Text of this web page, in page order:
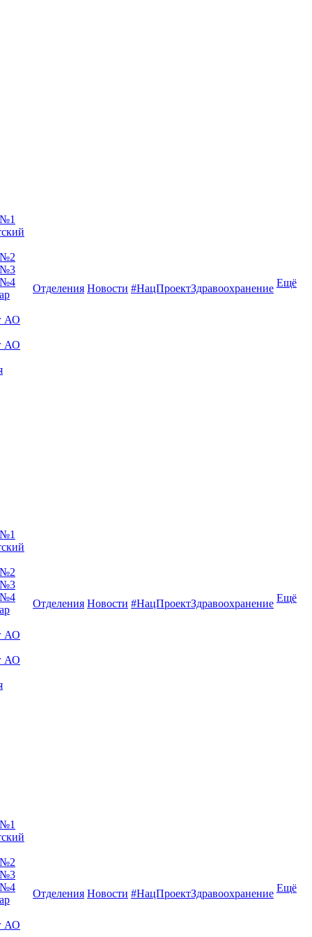
№2
№3
№4
АО
АО
Отделения Новости #НацПроектЗдравоохранение Ещё
№2
№3
№4
АО
АО
Отделения Новости #НацПроектЗдравоохранение Ещё
№2
№3
№4
АО
Отделения Новости #НацПроектЗдравоохранение Ещё